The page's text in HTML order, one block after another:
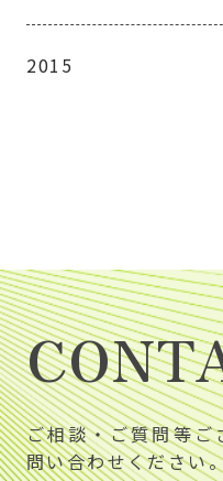
2015
ご相談・ご質問等
問い合わせください